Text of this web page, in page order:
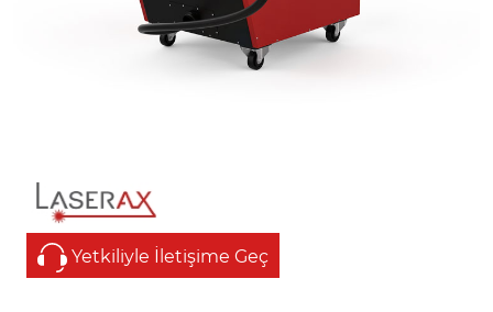
Yetkiliyle İletişime Geç